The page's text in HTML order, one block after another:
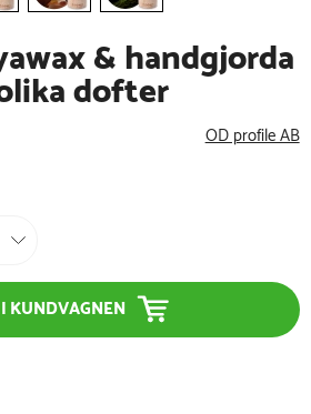
& handgjorda
dofter
OD profile AB
KUNDVAGNEN